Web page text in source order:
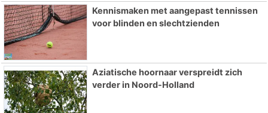
Kennismaken met aangepast tennissen
voor blinden en slechtzienden
Aziatische hoornaar verspreidt zich
verder in Noord-Holland